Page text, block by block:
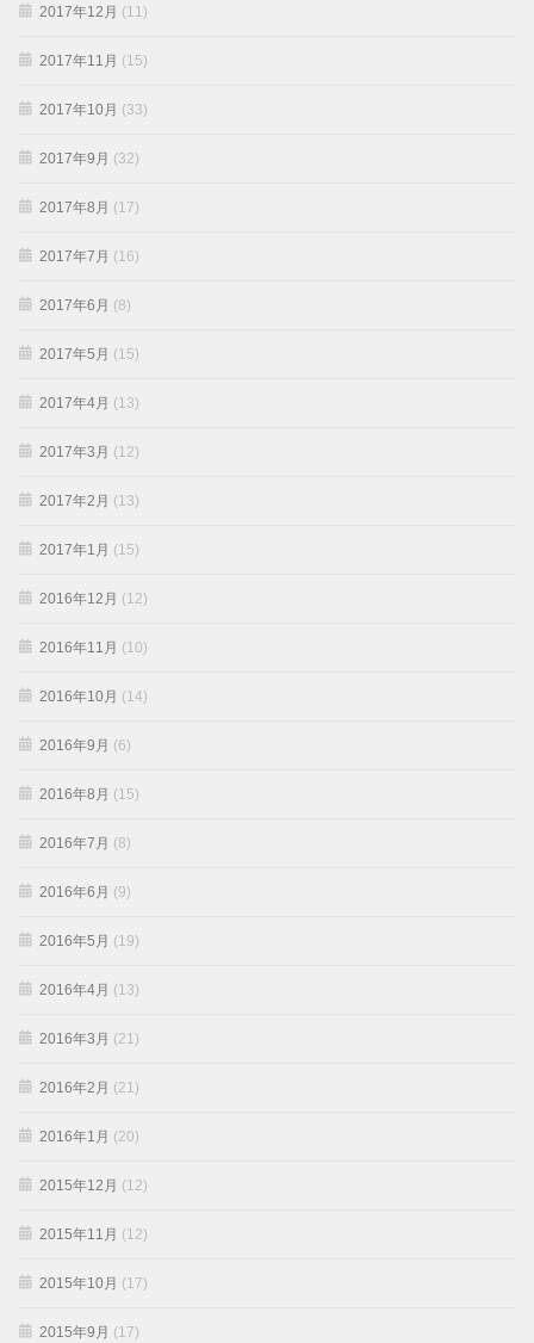
2017年12月 (11)
2017年11月 (15)
2017年10月 (33)
2017年9月 (32)
2017年8月 (17)
2017年7月 (16)
2017年6月 (8)
2017年5月 (15)
2017年4月 (13)
2017年3月 (12)
2017年2月 (13)
2017年1月 (15)
2016年12月 (12)
2016年11月 (10)
2016年10月 (14)
2016年9月 (6)
2016年8月 (15)
2016年7月 (8)
2016年6月 (9)
2016年5月 (19)
2016年4月 (13)
2016年3月 (21)
2016年2月 (21)
2016年1月 (20)
2015年12月 (12)
2015年11月 (12)
2015年10月 (17)
2015年9月 (17)